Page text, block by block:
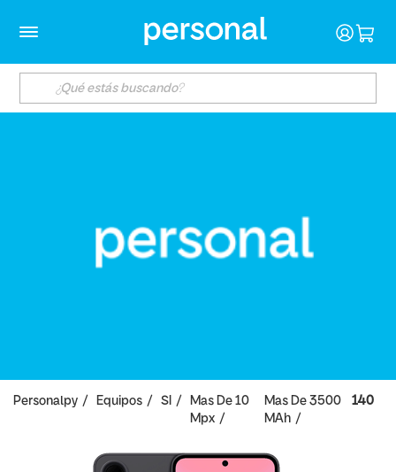
Personalpy Equipos SI
Mas De 10
Mpx
Mas De 3500
MAh
140